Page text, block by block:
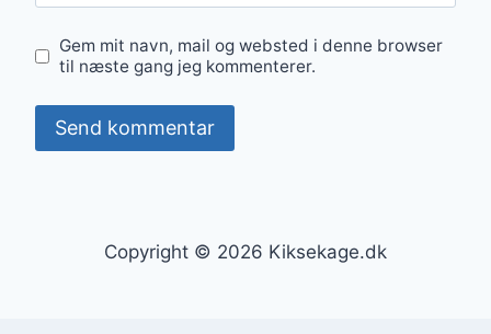
Gem mit navn, mail og websted i denne browser
til næste gang jeg kommenterer.
Copyright © 2026 Kiksekage.dk